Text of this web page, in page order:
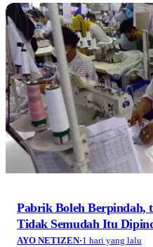
Pabrik Boleh Berpindah,
Tidak Semudah Itu
AYO NETIZEN·1 hari yang lalu